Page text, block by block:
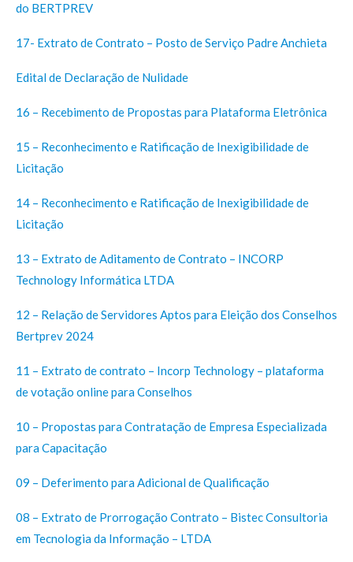
do BERTPREV
17- Extrato de Contrato – Posto de Serviço Padre Anchieta
Edital de Declaração de Nulidade
16 – Recebimento de Propostas para Plataforma Eletrônica
15 – Reconhecimento e Ratificação de Inexigibilidade de
Licitação
14 – Reconhecimento e Ratificação de Inexigibilidade de
Licitação
13 – Extrato de Aditamento de Contrato – INCORP
Technology Informática LTDA
12 – Relação de Servidores Aptos para Eleição dos Conselhos
Bertprev 2024
11 – Extrato de contrato – Incorp Technology – plataforma
de votação online para Conselhos
10 – Propostas para Contratação de Empresa Especializada
para Capacitação
09 – Deferimento para Adicional de Qualificação
08 – Extrato de Prorrogação Contrato – Bistec Consultoria
em Tecnologia da Informação – LTDA